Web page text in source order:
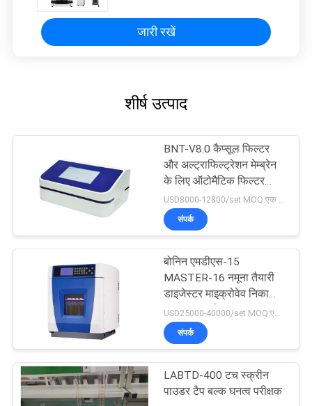
जारी रखें
शीर्ष उत्पाद
BNT-V8.0 कैप्सूल फिल्टर
और अल्ट्राफिल्ट्रेशन मेम्ब्रेन
के लिए ऑटोमैटिक फिल्टर
इंटीग्रिटी टेस्टर
USD8000-12800/set MOQ:एक सेट
संपर्क
बोनिन एमडीएस-15
MASTER-16 नमूना तैयारी
डाइजेस्टर माइक्रोवेव निकासी
पाचन प्रणाली
संपर्क
LABTD-400 टच स्क्रीन
पाउडर टैप बल्क घनत्व परीक्षक